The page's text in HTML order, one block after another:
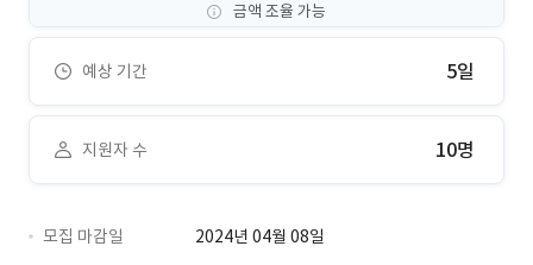
금액 조율 가능
예상 기간 5일
지원자 수 10명
모집 마감일
2024년 04월 08일